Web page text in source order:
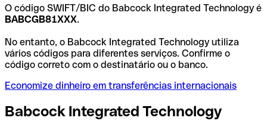
O código SWIFT/BIC do Babcock Integrated Technology é
BABCGB81XXX.
No entanto, o Babcock Integrated Technology utiliza
vários códigos para diferentes serviços. Confirme o
código correto com o destinatário ou o banco.
Economize dinheiro em transferências internacionais
Babcock Integrated Technology